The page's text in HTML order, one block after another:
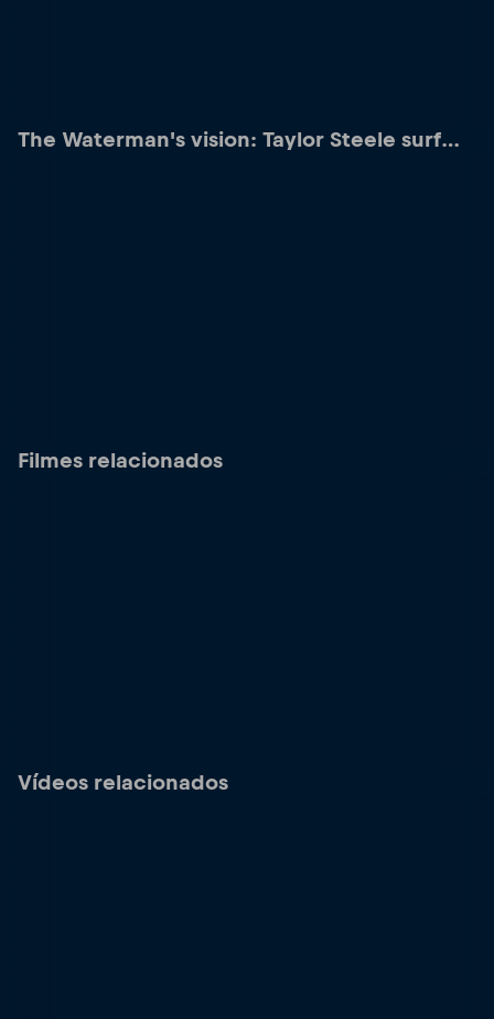
The Waterman's vision: Taylor Steele surf
Filmes relacionados
Vídeos relacionados